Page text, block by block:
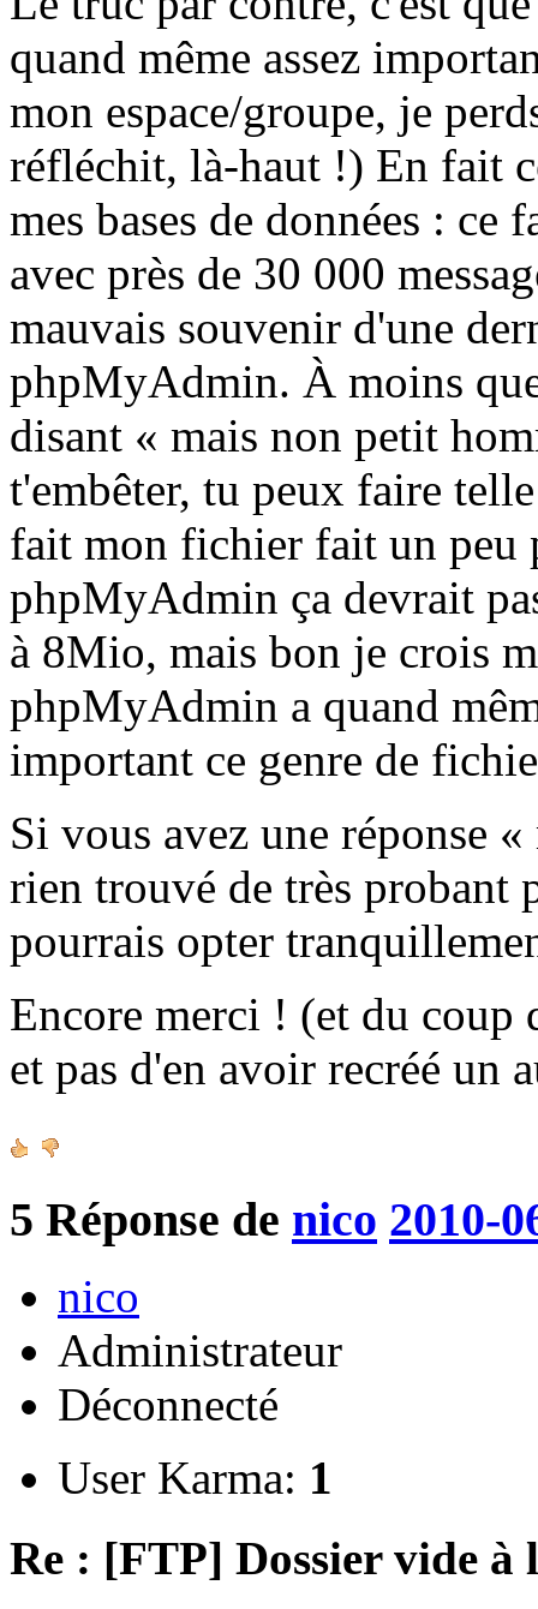
quand même assez
mon espace/groupe, je
réfléchit, là-haut !) En fait
mes bases de données :
avec près de 30 000
mauvais souvenir d'une
phpMyAdmin. À moins
disant « mais non petit
t'embêter, tu peux faire
fait mon fichier fait un peu
phpMyAdmin ça devrait
à 8Mio, mais bon je crois
phpMyAdmin a quand
important ce genre de
Si vous avez une réponse
rien trouvé de très probant
pourrais opter
Encore merci ! (et du coup
et pas d'en avoir recréé un
5 Réponse de nico 2010-
nico
Administrateur
Déconnecté
User Karma: 1
Re : [FTP] Dossier vide à